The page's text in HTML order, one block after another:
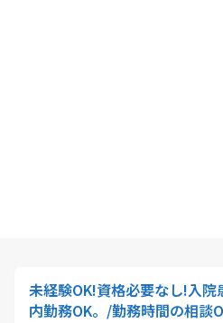
未経験OK!資格必要なし!入
内勤務OK。/勤務時間の相談